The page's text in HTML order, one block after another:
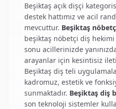
Beşiktaş açık dişçi
destek hattımız ve acil
mevcuttur. Beşiktaş
beşiktaş nöbetçi diş hekimi
sonu acillerinizde
arayanlar için kesintisiz
Beşiktaş diş teli
kadromuz, estetik ve
sunmaktadır. Beşiktaş diş
son teknoloji sistemler